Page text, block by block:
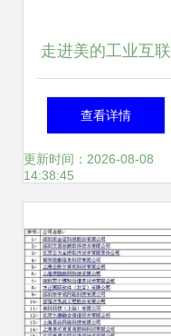
走进美的工业互联
网无锡站 最强矩阵
亮相，世界级软硬
能智造未来
查看详情
更新时间：2026-08-08
14:38:45